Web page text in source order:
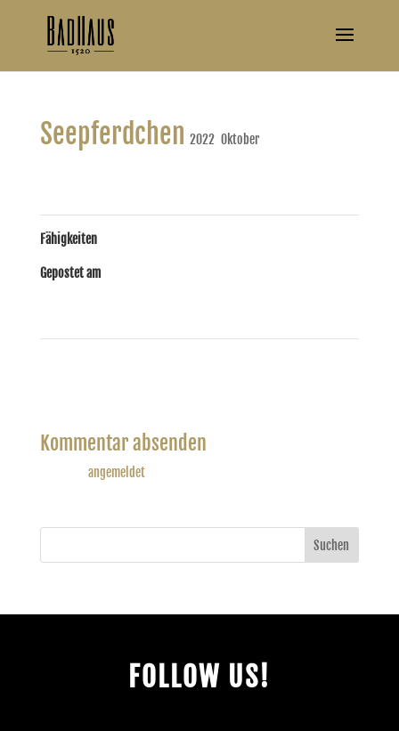
Seepferdchen 2022, Oktober
Fähigkeiten
Gepostet am
Kommentar absenden
angemeldetsein, um einen Kommentar abzugeben.
Suchen
FOLLOW US!